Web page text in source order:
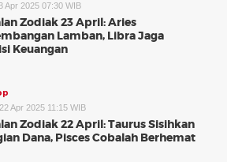
Apr 2025 07:30 WIB
Zodiak 23 April: Aries
Lamban, Libra Jaga
Keuangan
Apr 2025 11:15 WIB
Zodiak 22 April: Taurus Sisihkan
Dana, Pisces Cobalah Berhemat